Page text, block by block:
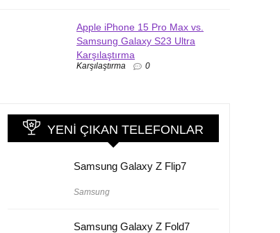
Apple iPhone 15 Pro Max vs.
Samsung Galaxy S23 Ultra
Karşılaştırma
Karşılaştırma 0
YENI ÇIKAN TELEFONLAR
Samsung Galaxy Z Flip7
Samsung
Samsung Galaxy Z Fold7